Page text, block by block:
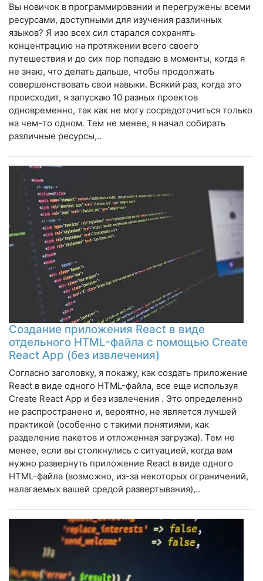
Вы новичок в программировании и перегружены всеми
ресурсами, доступными для изучения различных
языков? Я изо всех сил старался сохранять
концентрацию на протяжении всего своего
путешествия и до сих пор попадаю в моменты, когда я
не знаю, что делать дальше, чтобы продолжать
совершенствовать свои навыки. Всякий раз, когда это
происходит, я запускаю 10 разных проектов
одновременно, так как не могу сосредоточиться только
на чем-то одном. Тем не менее, я начал собирать
различные ресурсы,..
Создание приложения React в виде
отдельного HTML-файла с помощью Create
React App (без извлечения)
Согласно заголовку, я покажу, как создать приложение
React в виде одного HTML-файла, все еще используя
Create React App и без извлечения . Это определенно
не распространено и, вероятно, не является лучшей
практикой (особенно с такими понятиями, как
разделение пакетов и отложенная загрузка). Тем не
менее, если вы столкнулись с ситуацией, когда вам
нужно развернуть приложение React в виде одного
HTML-файла (возможно, из-за некоторых ограничений,
налагаемых вашей средой развертывания),..